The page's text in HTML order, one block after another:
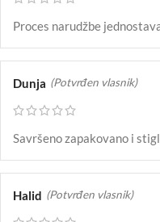
Proces narudžbe
Dunja (Potvrđen vlasnik)
Savršeno zapakovano i
Halid (Potvrđen vlasnik)